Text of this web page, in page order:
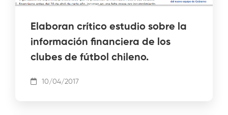
Elaboran crítico estudio sobre la
información financiera de los
clubes de fútbol chileno.
10/04/2017